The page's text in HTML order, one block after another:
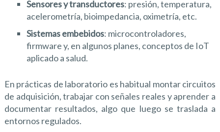
Sensores y transductores: presión, temperatura,
acelerometría, bioimpedancia, oximetría, etc.
Sistemas embebidos: microcontroladores,
firmware y, en algunos planes, conceptos de IoT
aplicado a salud.
En prácticas de laboratorio es habitual montar circuitos
de adquisición, trabajar con señales reales y aprender a
documentar resultados, algo que luego se traslada a
entornos regulados.